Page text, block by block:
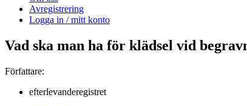
Avregistrering
Logga in / mitt konto
Vad ska man ha för klädsel vid
Författare:
efterlevanderegistret